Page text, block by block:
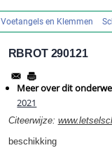
Voetangels en Klemmen
RBROT 290121
Meer over dit
2021
Citeerwijze:
beschikking